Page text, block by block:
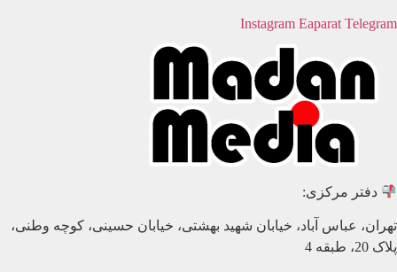
Instagram Eaparat Telegram
دفتر مرکزی:
تهران، عباس آباد، خیابان شهید بهشتی، خیابان حسینی، کوچه وطنی،
پلاک 20، طبقه 4